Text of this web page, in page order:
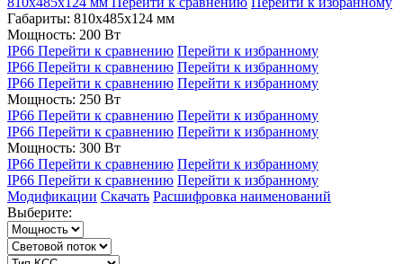
Габариты: 810x485x124 мм
Мощность: 200 Вт
IP66 Перейти к сравнению Перейти к избранному
IP66 Перейти к сравнению Перейти к избранному
IP66 Перейти к сравнению Перейти к избранному
Мощность: 250 Вт
IP66 Перейти к сравнению Перейти к избранному
IP66 Перейти к сравнению Перейти к избранному
Мощность: 300 Вт
IP66 Перейти к сравнению Перейти к избранному
IP66 Перейти к сравнению Перейти к избранному
Модификации Скачать Расшифровка наименований
Выберите: